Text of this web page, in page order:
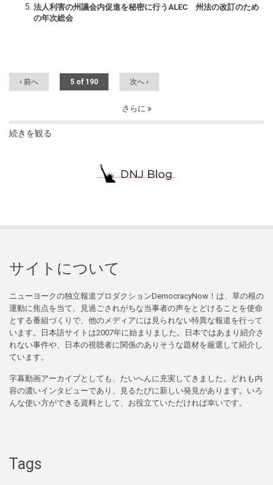
法人利害の州議会内促進を秘密に行うALEC 州法の改訂のため
の年次総会
‹ 前へ 5 of 190 次へ ›
さらに
続きを観る
サイトについて
ニューヨークの独立報道プロダクションDemocracyNow！は、草の根の
運動に焦点を当て、見過ごされがちな当事者の声をとどけることを使命
とする番組づくりで、他のメディアには見られない特異な報道を行って
います。日本語サイトは2007年に始まりました。日本ではあまり紹介さ
れない事件や、日本の視聴者に関係のありそうな題材を厳選して紹介し
ています。
字幕動画アーカイブとしても、たいへんに充実してきました。どれも内
容の濃いインタビューであり、見るたびに新しい発見があります。いろ
んな使い方ができる資料として、お役立ていただければ幸いです。
Tags